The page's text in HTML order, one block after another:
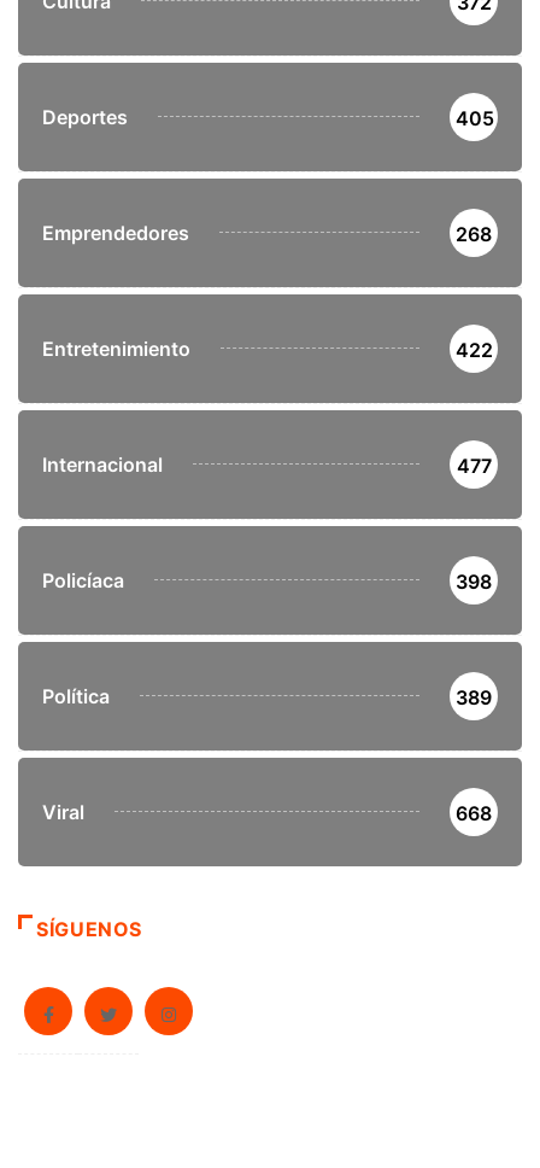
Deportes 405
Emprendedores 268
Entretenimiento 422
Internacional 477
Policíaca 398
Política 389
Viral 668
SÍGUENOS